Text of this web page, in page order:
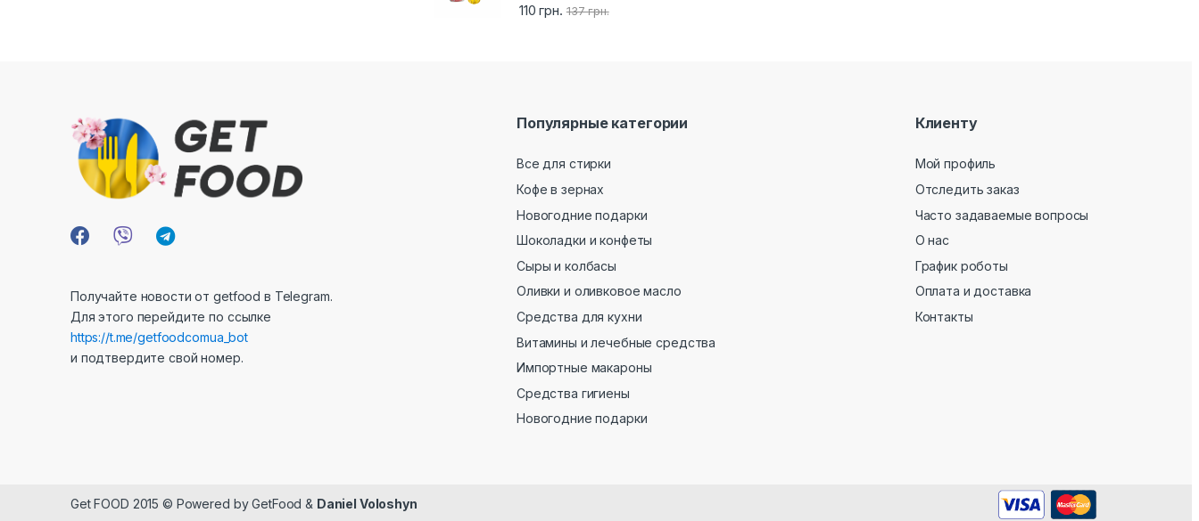
110грн. 137грн.
Получайте новости от getfood в Telegram.
Для этого перейдите по ссылке
https://t.me/getfoodcomua_bot
и подтвердите свой номер.
Популярные категории
Все для стирки
Кофе в зернах
Новогодние подарки
Шоколадки и конфеты
Сыры и колбасы
Оливки и оливковое масло
Средства для кухни
Витамины и лечебные средства
Импортные макароны
Средства гигиены
Новогодние подарки
Клиенту
Мой профиль
Отследить заказ
Часто задаваемые вопросы
О нас
График роботы
Оплата и доставка
Контакты
Get FOOD 2015 © Powered by GetFood & Daniel Voloshyn